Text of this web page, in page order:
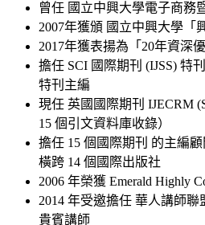
曾任 國立中興大學電子商務
2007年獲頒 國立中興大學「
2017年獲表揚為「20年資深優
擔任 SCI 國際期刊 (IJSS) 特
特刊主編
現任 英國國際期刊 IJECRM
15 個引文資料庫收錄）
擔任 15 個國際期刊 的主編
橫跨 14 個國際出版社
2006 年榮獲 Emerald Highly
2014 年受邀擔任 華人講師
貴賓講師